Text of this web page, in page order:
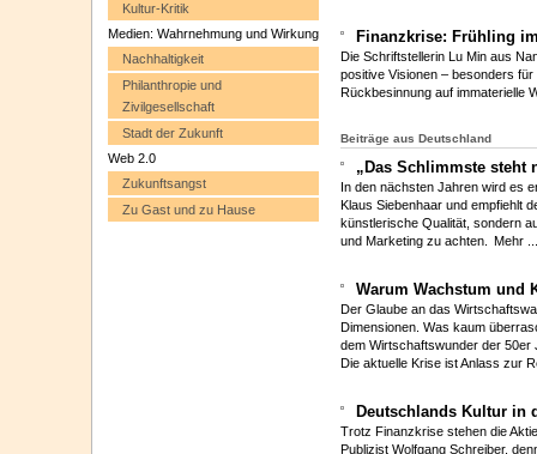
Kultur-Kritik
Medien: Wahrnehmung und Wirkung
Nachhaltigkeit
Philanthropie und
Zivilgesellschaft
Stadt der Zukunft
Web 2.0
Zukunftsangst
Zu Gast und zu Hause
Finanzkrise: Frühling
Die Schriftstellerin Lu Min aus
positive Visionen – besonders
Rückbesinnung auf immaterielle
Beiträge aus Deutschland
„Das Schlimmste steht
In den nächsten Jahren wird es
Klaus Siebenhaar und empfiehlt
künstlerische Qualität, sondern
und Marketing zu achten.
Mehr ...
Warum Wachstum
Der Glaube an das
Dimensionen. Was kaum
dem Wirtschaftswunder der
Die aktuelle Krise ist Anlass zur
Deutschlands Kultur in
Trotz Finanzkrise stehen die
Publizist Wolfgang Schreiber,